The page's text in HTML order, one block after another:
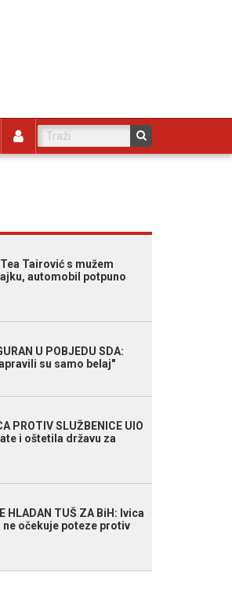
Tea Tairović s mužem
automobil potpuno
U POBJEDU SDA:
su samo belaj"
PROTIV SLUŽBENICE UIO
i oštetila državu za
HLADAN TUŠ ZA BiH: Ivica
očekuje poteze protiv